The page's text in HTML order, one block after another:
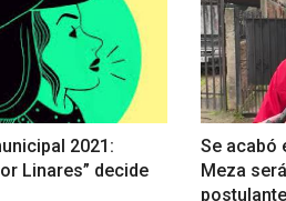
2021:
Linares” decide
Se acabó
Meza